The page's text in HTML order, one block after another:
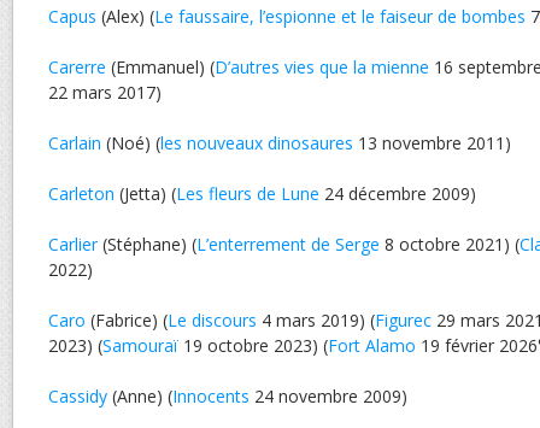
Capus (Alex) (Le faussaire, l’espionne et le faiseur de bombes
Carerre (Emmanuel) (D’autres vies que la mienne 16
22 mars 2017)
Carlain (Noé) (les nouveaux dinosaures 13 novembre 2011)
Carleton (Jetta) (Les fleurs de Lune 24 décembre 2009)
Carlier(Stéphane) (L’enterrement de Serge 8 octobre 2021) (
2022)
Caro (Fabrice) (Le discours 4 mars 2019) (Figurec 29 mars
2023) (Samouraï 19 octobre 2023) (Fort Alamo 19 février
Cassidy (Anne) (Innocents 24 novembre 2009)